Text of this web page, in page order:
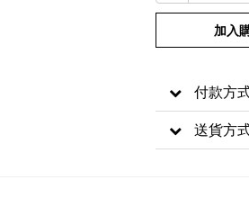
加入
付款方
送貨方